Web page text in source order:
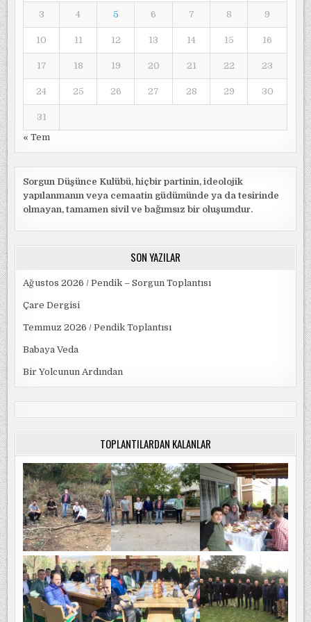
3 4 5 6 7 8 9
10 11 12 13 14 15 16
17 18 19 20 21 22 23
24 25 26 27 28 29 30
31
« Tem
Sorgun Düşünce Kulübü, hiçbir partinin, ideolojik
yapılanmanın veya cemaatin güdümünde ya da tesirinde
olmayan, tamamen sivil ve bağımsız bir oluşumdur.
SON YAZILAR
Ağustos 2026 / Pendik – Sorgun Toplantısı
Çare Dergisi
Temmuz 2026 / Pendik Toplantısı
Babaya Veda
Bir Yolcunun Ardından
TOPLANTILARDAN KALANLAR